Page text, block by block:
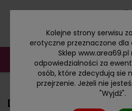
Kolejne strony serwisu
erotyczne przeznaczone dla
Sklep www.area69.pl
odpowiedzialności za
osób, które zdecydują sie
przejrzenie. Jeżeli nie
"Wyjdź".
Duże winylowe